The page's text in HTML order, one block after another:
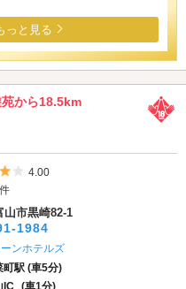
っと見る
から18.5km
5つ星のうち4
4.00
山市黒崎82-1
1984
ンホテルズ
町駅 (車5分)
IC (車1分)